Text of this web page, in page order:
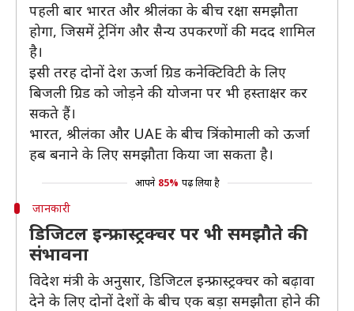
पहली बार भारत और श्रीलंका के बीच रक्षा समझौता
होगा, जिसमें ट्रेनिंग और सैन्‍य उपकरणों की मदद शामिल
है।
इसी तरह दोनों देश ऊर्जा ग्रिड कनेक्टिविटी के लिए
बिजली ग्रिड को जोड़ने की योजना पर भी हस्ताक्षर कर
सकते हैं।
भारत, श्रीलंका और UAE के बीच त्रिंकोमाली को ऊर्जा
हब बनाने के लिए समझौता किया जा सकता है।
आपने 85% पढ़ लिया है
जानकारी
डिजिटल इन्फ्रास्ट्रक्चर पर भी समझौते की
संभावना
विदेश मंत्री के अनुसार, डिजिटल इन्फ्रास्ट्रक्चर को बढ़ावा
देने के लिए दोनों देशों के बीच एक बड़ा समझौता होने की